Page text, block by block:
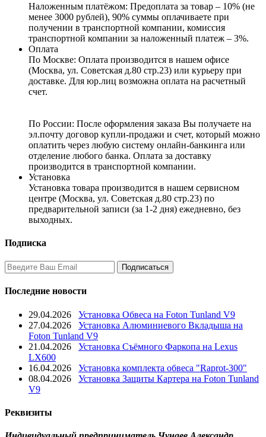
Наложенным платёжом: Предоплата за товар – 10% (не
менее 3000 рублей), 90% суммы оплачиваете при
получении в транспортной компании, комиссия
транспортной компании за наложенный платеж – 3%.
Оплата
По Москве: Оплата производится в нашем офисе
(Москва, ул. Советская д.80 стр.23) или курьеру при
доставке. Для юр.лиц возможна оплата на расчетный
счет.
По России: После оформления заказа Вы получаете на
эл.почту договор купли-продажи и счет, который можно
оплатить через любую систему онлайн-банкинга или
отделение любого банка. Оплата за доставку
производится в транспортной компании.
Установка
Установка товара производится в нашем сервисном
центре (Москва, ул. Советская д.80 стр.23) по
предварительной записи (за 1-2 дня) ежедневно, без
выходных.
Подписка
Последние новости
29.04.2026
Установка Обвеса на Foton Tunland V9
27.04.2026
Установка Алюминиевого Вкладыша на
Foton Tunland V9
21.04.2026
Установка Съёмного Фаркопа на Lexus
LX600
16.04.2026
Установка комплекта обвеса "Raprot-300"
08.04.2026
Установка Защиты Картера на Foton Tunland
V9
Реквизиты